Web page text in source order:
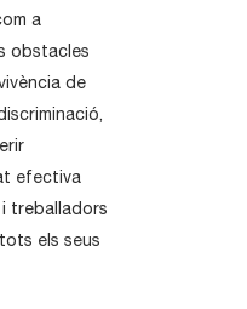
a
obstacles
de
efectiva
treballadors
els seus